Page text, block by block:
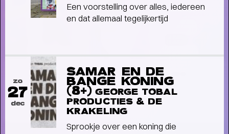
LOVE LIVE: 400+ NIEUWE
VOORSTELLINGEN EN
CONCERTEN- Start kaartverkoop vanaf 26
mei (members) en 28 mei
Een voorstelling over alles, iedereen
en dat allemaal tegelijkertijd
zo
27
dec
SAMAR EN DE
BANGE KONING
(8+) GEORGE TOBAL
PRODUCTIES & DE
KRAKELING
Sprookje over een koning die